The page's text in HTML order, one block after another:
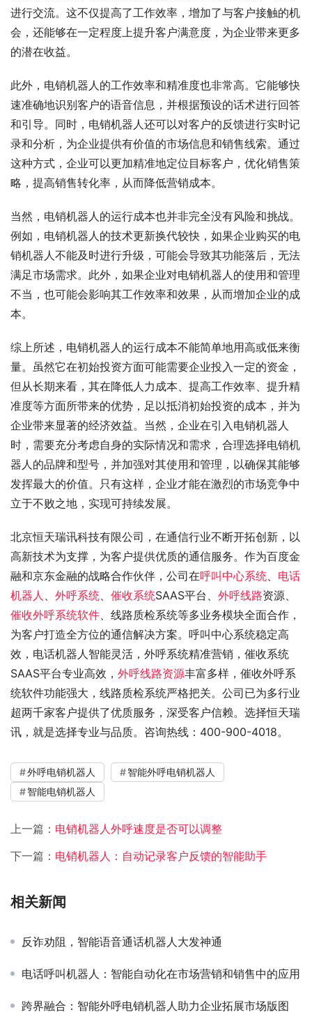
进行交流。这不仅提高了工作效率，增加了与客户接触的机
会，还能够在一定程度上提升客户满意度，为企业带来更多
的潜在收益。
此外，电销机器人的工作效率和精准度也非常高。它能够快
速准确地识别客户的语音信息，并根据预设的话术进行回答
和引导。同时，电销机器人还可以对客户的反馈进行实时记
录和分析，为企业提供有价值的市场信息和销售线索。通过
这种方式，企业可以更加精准地定位目标客户，优化销售策
略，提高销售转化率，从而降低营销成本。
当然，电销机器人的运行成本也并非完全没有风险和挑战。
例如，电销机器人的技术更新换代较快，如果企业购买的电
销机器人不能及时进行升级，可能会导致其功能落后，无法
满足市场需求。此外，如果企业对电销机器人的使用和管理
不当，也可能会影响其工作效率和效果，从而增加企业的成
本。
综上所述，电销机器人的运行成本不能简单地用高或低来衡
量。虽然它在初始投资方面可能需要企业投入一定的资金，
但从长期来看，其在降低人力成本、提高工作效率、提升精
准度等方面所带来的优势，足以抵消初始投资的成本，并为
企业带来显著的经济效益。当然，企业在引入电销机器人
时，需要充分考虑自身的实际情况和需求，合理选择电销机
器人的品牌和型号，并加强对其使用和管理，以确保其能够
发挥最大的价值。只有这样，企业才能在激烈的市场竞争中
立于不败之地，实现可持续发展。
北京恒天瑞讯科技有限公司，在通信行业不断开拓创新，以
高新技术为支撑，为客户提供优质的通信服务。作为百度金
融和京东金融的战略合作伙伴，公司在呼叫中心系统、 电话
机器人 、 外呼系统、 催收系统SAAS平台、 外呼线路资源、
催收外呼系统软件、线路质检系统等多业务模块全面合作，
为客户打造全方位的通信解决方案。呼叫中心系统稳定高
效，电话机器人智能灵活，外呼系统精准营销，催收系统
SAAS平台专业高效， 外呼线路资源丰富多样，催收外呼系
统软件功能强大，线路质检系统严格把关。公司已为多行业
超两千家客户提供了优质服务，深受客户信赖。选择恒天瑞
讯，就是选择专业与品质。咨询热线：400-900-4018。
外呼电销机器人
智能外呼电销机器人
智能电销机器人
上一篇： 电销机器人外呼速度是否可以调整
下一篇： 电销机器人：自动记录客户反馈的智能助手
相关新闻
反诈劝阻，智能语音通话机器人大发神通
电话呼叫机器人：智能自动化在市场营销和销售中的应用
跨界融合：智能外呼电销机器人助力企业拓展市场版图